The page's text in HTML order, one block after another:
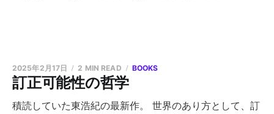
訂正可能性の哲学
2025年2月17日 2 MIN READ BOOKS
積読していた東浩紀の最新作。 世界のあり方として、訂